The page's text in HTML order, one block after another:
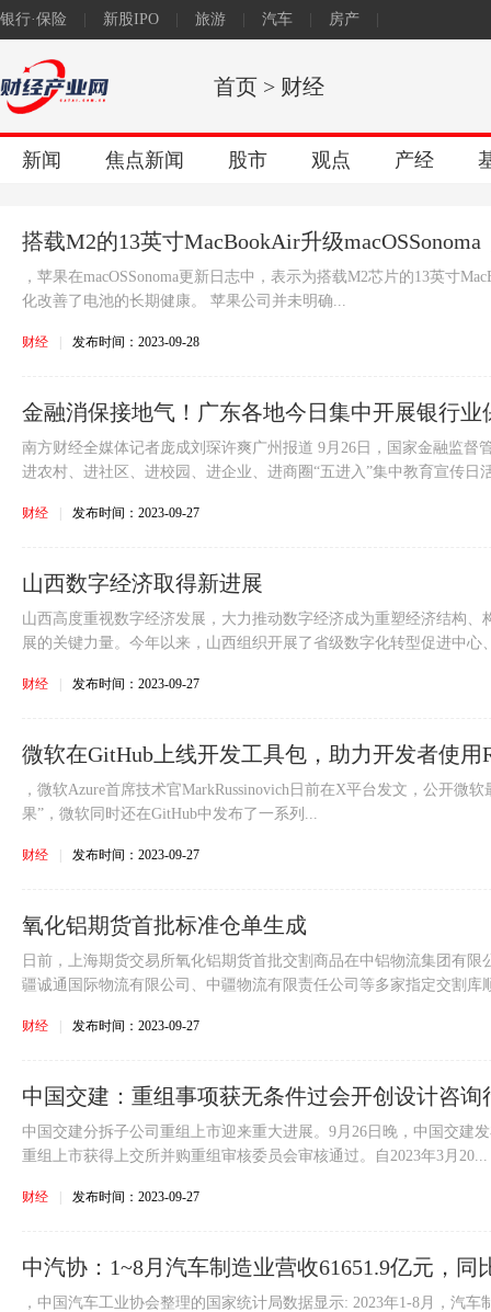
银行·保险 新股IPO 旅游 汽车 房产
首页 > 财经
新闻 焦点新闻 股市 观点 产经
搭载M2的13英寸MacBookAir升级macOSSonoma
，苹果在macOSSonoma更新日志中，表示为搭载M2芯片的13英寸
化改善了电池的长期健康。 苹果公司并未明确...
财经 发布时间：2023-09-28
金融消保接地气！广东各地今日集中开展银行业
南方财经全媒体记者庞成刘琛许爽广州报道 9月26日，国家金融监督
进农村、进社区、进校园、进企业、进商圈“五进入”集中教育宣传日
财经 发布时间：2023-09-27
山西数字经济取得新进展
山西高度重视数字经济发展，大力推动数字经济成为重塑经济结构、
展的关键力量。今年以来，山西组织开展了省级数字化转型促进中心
财经 发布时间：2023-09-27
微软在GitHub上线开发工具包，助力开发者使用
，微软Azure首席技术官MarkRussinovich日前在X平台发文，公开微
果”，微软同时还在GitHub中发布了一系列...
财经 发布时间：2023-09-27
氧化铝期货首批标准仓单生成
日前，上海期货交易所氧化铝期货首批交割商品在中铝物流集团有
疆诚通国际物流有限公司、中疆物流有限责任公司等多家指定交割库
财经 发布时间：2023-09-27
中国交建：重组事项获无条件过会开创设计咨询
中国交建分拆子公司重组上市迎来重大进展。9月26日晚，中国交建
重组上市获得上交所并购重组审核委员会审核通过。自2023年3月20...
财经 发布时间：2023-09-27
中汽协：1~8月汽车制造业营收61651.9亿元，同
，中国汽车工业协会整理的国家统计局数据显示: 2023年1-8月，汽车